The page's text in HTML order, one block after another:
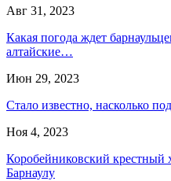
Авг 31, 2023
Какая погода ждет
алтайские…
Июн 29, 2023
Стало известно, насколько
Ноя 4, 2023
Коробейниковский крестный
Барнаулу